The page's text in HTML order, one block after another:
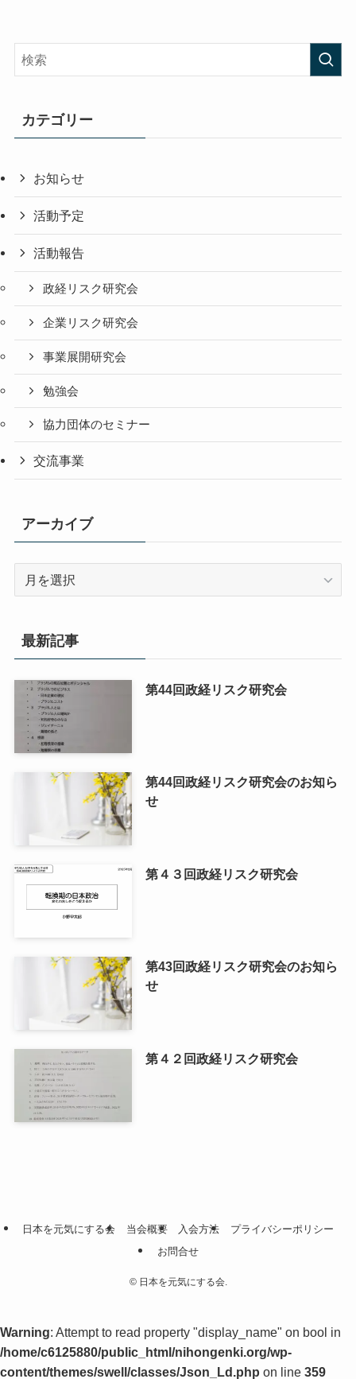
カテゴリー
お知らせ
活動予定
活動報告
政経リスク研究会
企業リスク研究会
事業展開研究会
勉強会
協力団体のセミナー
交流事業
アーカイブ
イ
最新記事
第44回政経リスク研究会
第44回政経リスク研究会のお知ら
せ
第４３回政経リスク研究会
第43回政経リスク研究会のお知ら
せ
第４２回政経リスク研究会
日本を元気にする会 当会概要 入会方法
プライバシーポリシー
お問合せ
©日本を元気にする会.
Warning: Attempt to read property "display_name" on bool in
/home/c6125880/public_html/nihongenki.org/wp-
content/themes/swell/classes/Json_Ld.php on line 359